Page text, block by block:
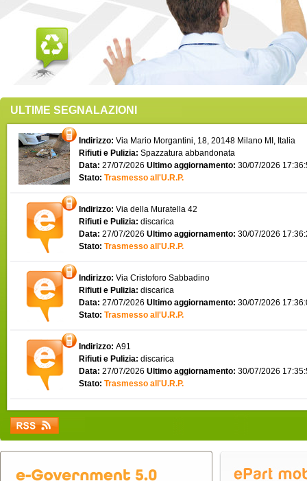
ULTIME SEGNALAZIONI
Indirizzo: Via Mario Morgantini, 18, 20148 Milano MI, Italia
Rifiuti e Pulizia: Spazzatura abbandonata
Data: 27/07/2026 Ultimo aggiornamento: 30/07/2026
Stato: Trasmesso all'U.R.P.
Indirizzo: Via della Muratella 42
Rifiuti e Pulizia: discarica
Data: 27/07/2026 Ultimo aggiornamento: 30/07/2026
Stato: Trasmesso all'U.R.P.
Indirizzo: Via Cristoforo Sabbadino
Rifiuti e Pulizia: discarica
Data: 27/07/2026 Ultimo aggiornamento: 30/07/2026
Stato: Trasmesso all'U.R.P.
Indirizzo: A91
Rifiuti e Pulizia: discarica
Data: 27/07/2026 Ultimo aggiornamento: 30/07/2026
Stato: Trasmesso all'U.R.P.